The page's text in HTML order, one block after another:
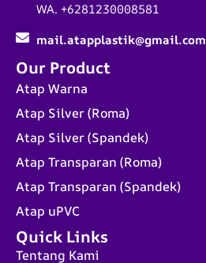
Quick Links
Tentang Kami
Our Product
Atap Warna
Atap Silver (Roma)
Atap Silver (Spandek)
Atap Transparan (Roma)
Atap Transparan (Spandek)
Atap uPVC
WA. +6281230008581
mail.atapplastik@gmail.com